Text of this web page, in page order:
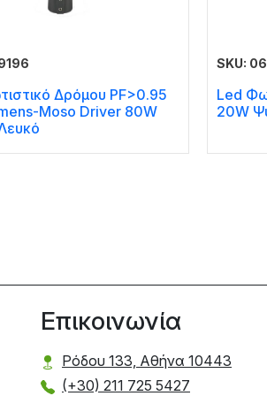
Δρόμου PF>0.95
Moso Driver 80W
SKU:
Led
20W
Επικοινωνία
Ρόδου 133, Αθήνα 10443
(+30) 211 725 5427